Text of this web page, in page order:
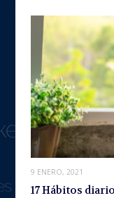
9 ENERO, 2021
17 Hábitos